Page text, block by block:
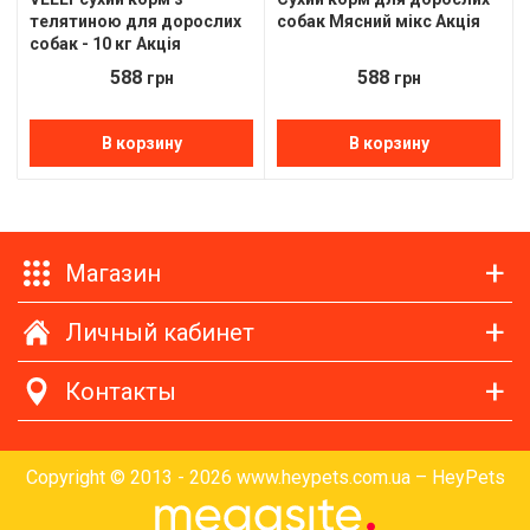
телятиною для дорослих
собак - 10 кг Акція
588 грн
В корзину
собак Мясний мікс Акція
588 грн
В корзину
Магазин
Личный кабинет
Контакты
Copyright © 2013 - 2026 www.heypets.com.ua – HeyPets